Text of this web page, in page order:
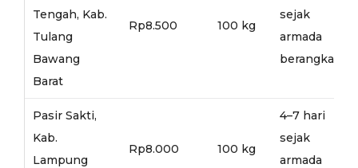
Tengah, Kab.
Tulang
Bawang
Barat
Rp8.500 100 kg
sejak
armada
berangkat
Pasir Sakti,
Kab.
Lampung
Rp8.000 100 kg
4–7 hari
sejak
armada